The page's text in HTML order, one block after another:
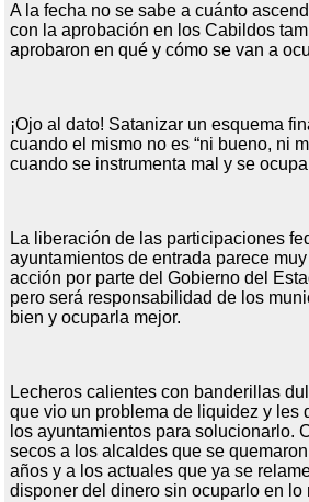
A la fecha no se sabe a cuánto
con la aprobación en los Cabildos
aprobaron en qué y cómo se van a
¡Ojo al dato! Satanizar un esquema
cuando el mismo no es “ni bueno, ni
cuando se instrumenta mal y se
La liberación de las participaciones
ayuntamientos de entrada parece
acción por parte del Gobierno del
pero será responsabilidad de los
bien y ocuparla mejor.
Lecheros calientes con banderillas
que vio un problema de liquidez y les
los ayuntamientos para solucionarlo.
secos a los alcaldes que se
años y a los actuales que ya se
disponer del dinero sin ocuparlo en lo